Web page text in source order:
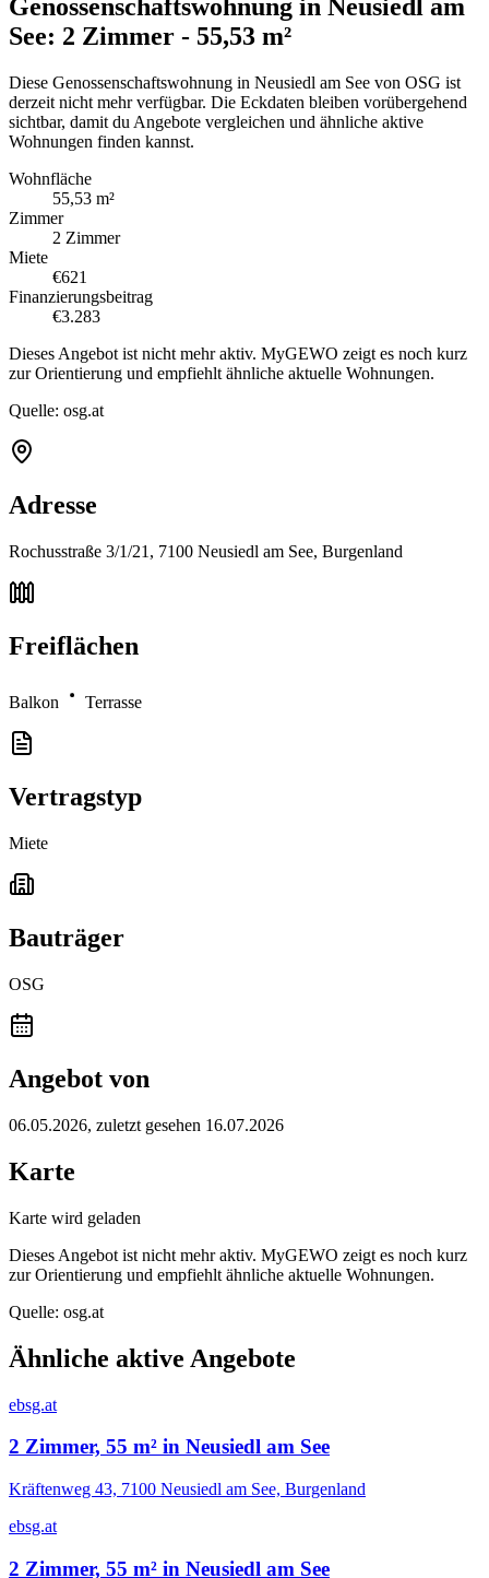
Genossenschaftswohnung in Neusiedl am
See: 2 Zimmer - 55,53 m²
Diese Genossenschaftswohnung in Neusiedl am See von OSG ist
derzeit nicht mehr verfügbar. Die Eckdaten bleiben vorübergehend
sichtbar, damit du Angebote vergleichen und ähnliche aktive
Wohnungen finden kannst.
Wohnfläche
55,53 m²
Zimmer
2 Zimmer
Miete
€621
Finanzierungsbeitrag
€3.283
Dieses Angebot ist nicht mehr aktiv. MyGEWO zeigt es noch kurz
zur Orientierung und empfiehlt ähnliche aktuelle Wohnungen.
Quelle: osg.at
Adresse
Rochusstraße 3/1/21, 7100 Neusiedl am See, Burgenland
Freiflächen
Balkon Terrasse
Vertragstyp
Miete
Bauträger
OSG
Angebot von
06.05.2026, zuletzt gesehen 16.07.2026
Karte
Karte wird geladen
Dieses Angebot ist nicht mehr aktiv. MyGEWO zeigt es noch kurz
zur Orientierung und empfiehlt ähnliche aktuelle Wohnungen.
Quelle: osg.at
Ähnliche aktive Angebote
ebsg.at
2 Zimmer, 55 m² in Neusiedl am See
Kräftenweg 43, 7100 Neusiedl am See, Burgenland
ebsg.at
2 Zimmer, 55 m² in Neusiedl am See